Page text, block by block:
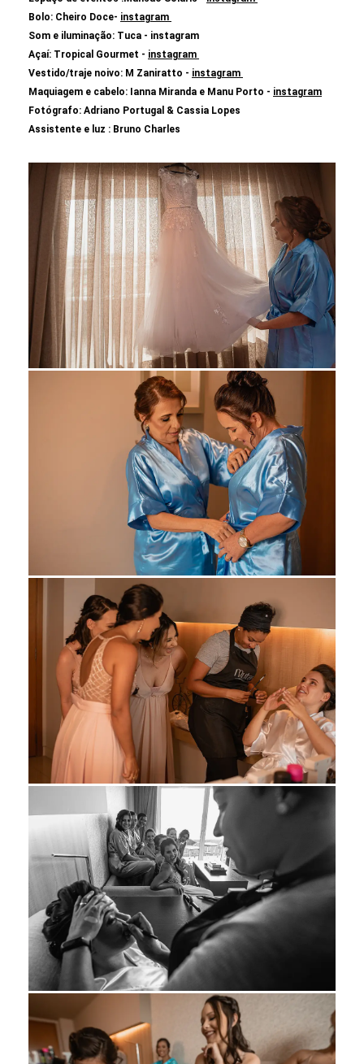
Bolo: Cheiro Doce- instagram
Som e iluminação: Tuca - instagram
Açaí: Tropical Gourmet - instagram
Vestido/traje noivo: M Zaniratto - instagram
Maquiagem e cabelo: Ianna Miranda e Manu Porto - instagram
Fotógrafo: Adriano Portugal & Cassia Lopes
Assistente e luz : Bruno Charles